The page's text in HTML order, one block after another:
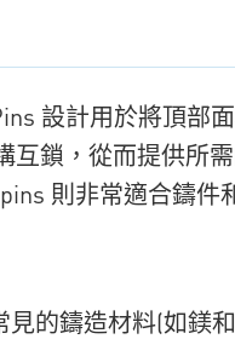
設計用於將頂部
互鎖，從而提供所
則非常適合鑄件
的鑄造材料(如鎂